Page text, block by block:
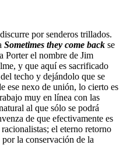
por senderos trillados.
Sometimes they come back se
Porter el nombre de Jim
y que aquí es sacrificado
techo y dejándolo que se
ese nexo de unión, lo cierto es
muy en línea con las
al que sólo se podrá
de que efectivamente es
el eterno retorno
la conservación de la